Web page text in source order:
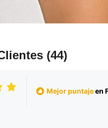
(44)
Mejor puntajeen